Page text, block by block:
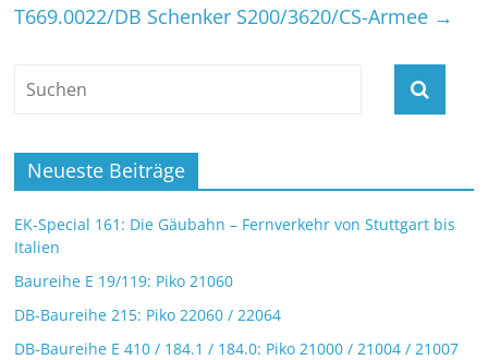
T669.0022/DB Schenker S200/3620/CS-Armee →
Neueste Beiträge
EK-Special 161: Die Gäubahn – Fernverkehr von Stuttgart bis
Italien
Baureihe E 19/119: Piko 21060
DB-Baureihe 215: Piko 22060 / 22064
DB-Baureihe E 410 / 184.1 / 184.0: Piko 21000 / 21004 / 21007